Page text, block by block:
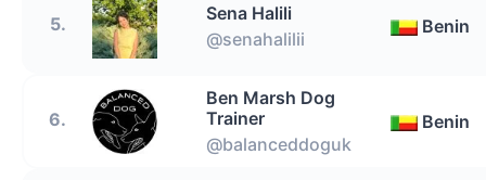
5.
Sena Halili
@senahalilii
Benin
6.
Ben Marsh Dog
Trainer
@balanceddoguk
Benin